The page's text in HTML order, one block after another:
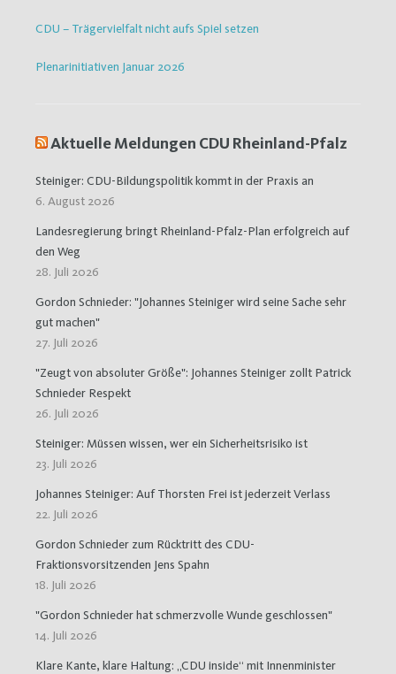
CDU – Trägervielfalt nicht aufs Spiel setzen
Plenarinitiativen Januar 2026
Aktuelle Meldungen CDU Rheinland-Pfalz
Steiniger: CDU-Bildungspolitik kommt in der Praxis an
6. August 2026
Landesregierung bringt Rheinland-Pfalz-Plan erfolgreich auf
den Weg
28. Juli 2026
Gordon Schnieder: "Johannes Steiniger wird seine Sache sehr
gut machen"
27. Juli 2026
"Zeugt von absoluter Größe": Johannes Steiniger zollt Patrick
Schnieder Respekt
26. Juli 2026
Steiniger: Müssen wissen, wer ein Sicherheitsrisiko ist
23. Juli 2026
Johannes Steiniger: Auf Thorsten Frei ist jederzeit Verlass
22. Juli 2026
Gordon Schnieder zum Rücktritt des CDU-
Fraktionsvorsitzenden Jens Spahn
18. Juli 2026
"Gordon Schnieder hat schmerzvolle Wunde geschlossen"
14. Juli 2026
Klare Kante, klare Haltung: „CDU inside“ mit Innenminister